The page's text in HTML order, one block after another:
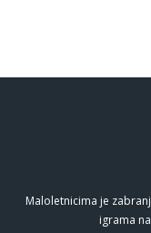
Maloletnicima je
igrama